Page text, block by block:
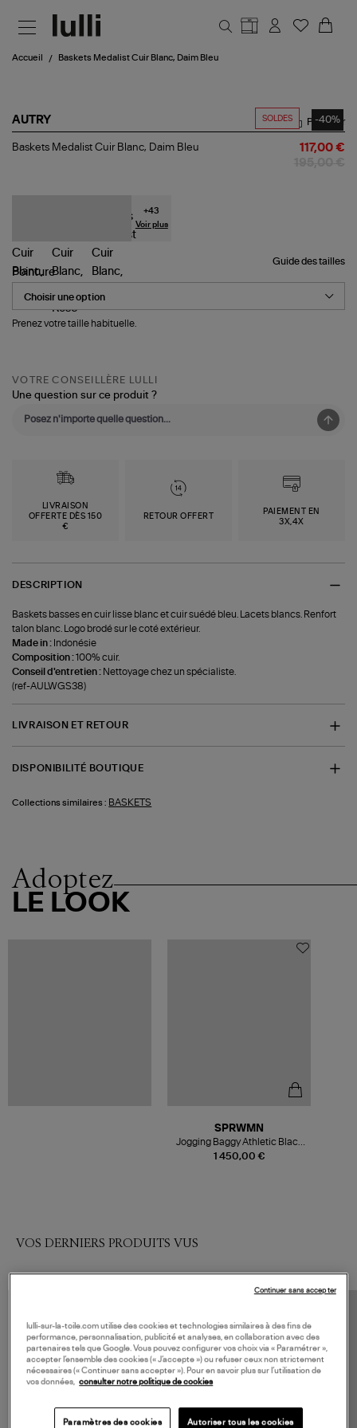
Accueil Baskets Medalist Cuir Blanc, Daim Bleu
SOLDES -40%
AUTRY
Baskets
Partager
Baskets Medalist Cuir Blanc, Daim Bleu 117,00 €
+43
Voir plus
Guide des tailles
Pointure
Prenez votre taille habituelle.
VOTRE CONSEILLÈRE LULLI
Une question sur ce produit ?
LIVRAISON
OFFERTE DÈS 150
€
RETOUR OFFERT
PAIEMENT EN
3X,4X
DESCRIPTION
Baskets basses en cuir lisse blanc et cuir suédé bleu. Lacets blancs. Renfort
talon blanc. Logo brodé sur le coté extérieur.
Made in : Indonésie
Composition :100% cuir.
Conseil d'entretien : Nettoyage chez un spécialiste.
(ref-AULWGS38)
LIVRAISON ET RETOUR
DISPONIBILITÉ BOUTIQUE
Collections similaires : BASKETS
Adoptez
LE LOOK
1 450,00 €
SPRWMN
Jogging Baggy Athletic Black
White
VOS DERNIERS PRODUITS VUS
lulli-sur-la-toile.com utilise des cookies et technologies similaires à des fins de
performance, personnalisation, publicité et analyses, en collaboration avec des
partenaires tels que Google. Vous pouvez configurer vos choix via « Paramétrer »,
accepter l’ensemble des cookies (« J’accepte ») ou refuser ceux non strictement
nécessaires (« Continuer sans accepter »). Pour en savoir plus sur l’utilisation de
vos données, consulter notre politique de cookies
Paramètres des cookies Autoriser tous les cookies
Continuer sans accepter